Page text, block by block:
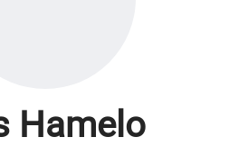
Hamelo